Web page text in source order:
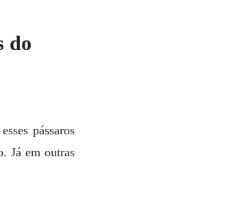
do
pássaros
Já em outras